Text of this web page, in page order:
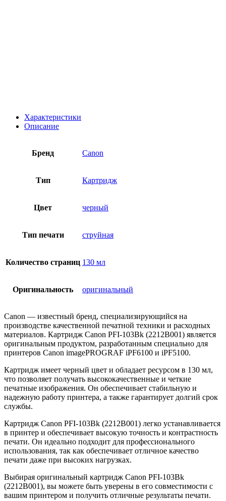
Характеристики
Описание
Бренд Canon
Тип Картридж
Цвет черный
Тип печати струйная
Количество страниц 130 мл
Оригинальность оригинальный
Canon — известный бренд, специализирующийся на
производстве качественной печатной техники и расходных
материалов. Картридж Canon PFI-103Bk (2212B001) является
оригинальным продуктом, разработанным специально для
принтеров Canon imagePROGRAF iPF6100 и iPF5100.
Картридж имеет черный цвет и обладает ресурсом в 130 мл,
что позволяет получать высококачественные и четкие
печатные изображения. Он обеспечивает стабильную и
надежную работу принтера, а также гарантирует долгий срок
службы.
Картридж Canon PFI-103Bk (2212B001) легко устанавливается
в принтер и обеспечивает высокую точность и контрастность
печати. Он идеально подходит для профессионального
использования, так как обеспечивает отличное качество
печати даже при высоких нагрузках.
Выбирая оригинальный картридж Canon PFI-103Bk
(2212B001), вы можете быть уверены в его совместимости с
вашим принтером и получить отличные результаты печати.